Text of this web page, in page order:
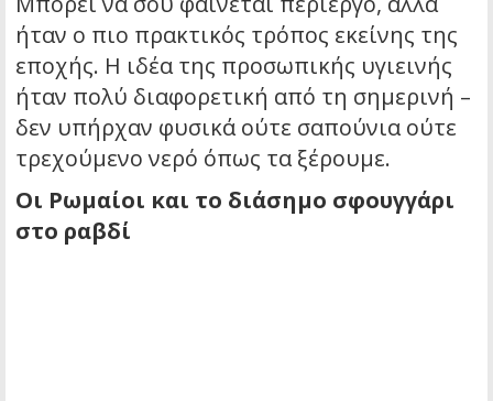
ήταν ο πιο πρακτικός τρόπος εκείνης της
εποχής. Η ιδέα της προσωπικής υγιεινής
ήταν πολύ διαφορετική από τη σημερινή –
δεν υπήρχαν φυσικά ούτε σαπούνια ούτε
τρεχούμενο νερό όπως τα ξέρουμε.
Οι Ρωμαίοι και το διάσημο σφουγγάρι
στο ραβδί